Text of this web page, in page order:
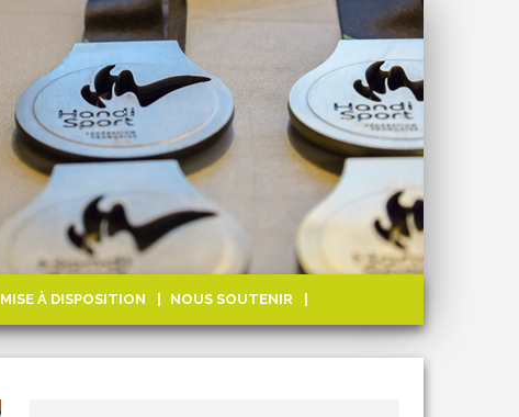
MISE À DISPOSITION NOUS SOUTENIR